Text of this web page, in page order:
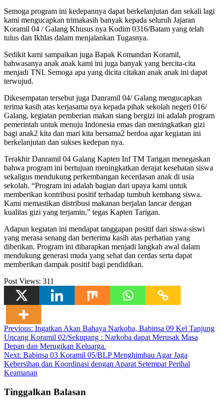
Semoga program ini kedepannya dapat berkelanjutan dan sekali lagi
kami mengucapkan trimakasih banyak kepada seluruh Jajaran
Koramil 04 / Galang Khusus nya Kodim 0316/Batam yang telah
tulus dan Ikhlas dalam menjalankan Tugasnya.
Sedikit kami sampaikan juga Bapak Komandan Koramil,
bahwasanya anak anak kami ini juga banyak yang bercita-cita
menjadi TNI. Semoga apa yang dicita citakan anak anak ini dapat
terwujud.
Dikesempatan tersebut juga Danramil 04/ Galang mengucapkan
terima kasih atas kerjasama nya kepada pihak sekolah negeri 016/
Galang, kegiatan pemberian makan siang bergizi ini adalah program
pemerintah untuk menuju Indonesia emas dan meningkatkan gizi
bagi anak2 kita dan mari kita bersama2 berdoa agar kegiatan ini
berkelanjutan dan sukses kedepan nya.
Terakhir Danramil 04 Galang Kapten Inf TM Tarigan menegaskan
bahwa program ini bertujuan meningkatkan derajat kesehatan siswa
sekaligus mendukung perkembangan kecerdasan anak di usia
sekolah. “Program ini adalah bagian dari upaya kami untuk
memberikan kontribusi positif terhadap tumbuh kembang siswa.
Kami memastikan distribusi makanan berjalan lancar dengan
kualitas gizi yang terjamin,” tegas Kapten Tarigan.
Adapun kegiatan ini mendapat tanggapan positif dari siswa-siswi
yang merasa senang dan berterima kasih atas perhatian yang
diberikan. Program ini diharapkan menjadi langkah awal dalam
mendukung generasi muda yang sehat dan cerdas serta dapat
memberikan dampak positif bagi pendidikan.
Post Views: 311
Navigasi
pos
Previous: Ingatkan Akan Bahaya Narkoba, Babinsa 09 Kel Tanjung
Uncang Koramil 02/Sekupang : Narkoba dapat Merusak Masa
Depan dan Merugikan Keluarga.
Next: Babinsa 03 Koramil 05/BLP Menghimbau Agar Jaga
Kebersihan dan Koordinasi dengan Aparat Setempat Perihal
Keamanan
Tinggalkan Balasan